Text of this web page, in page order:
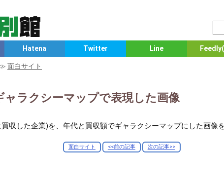
Hatena Twitter Line
面白サイト
ャラクシーマップで表現した画像
収した企業)を、年代と買収額でギャラクシーマップにした画像
面白サイト <<前の記事 次の記事>>